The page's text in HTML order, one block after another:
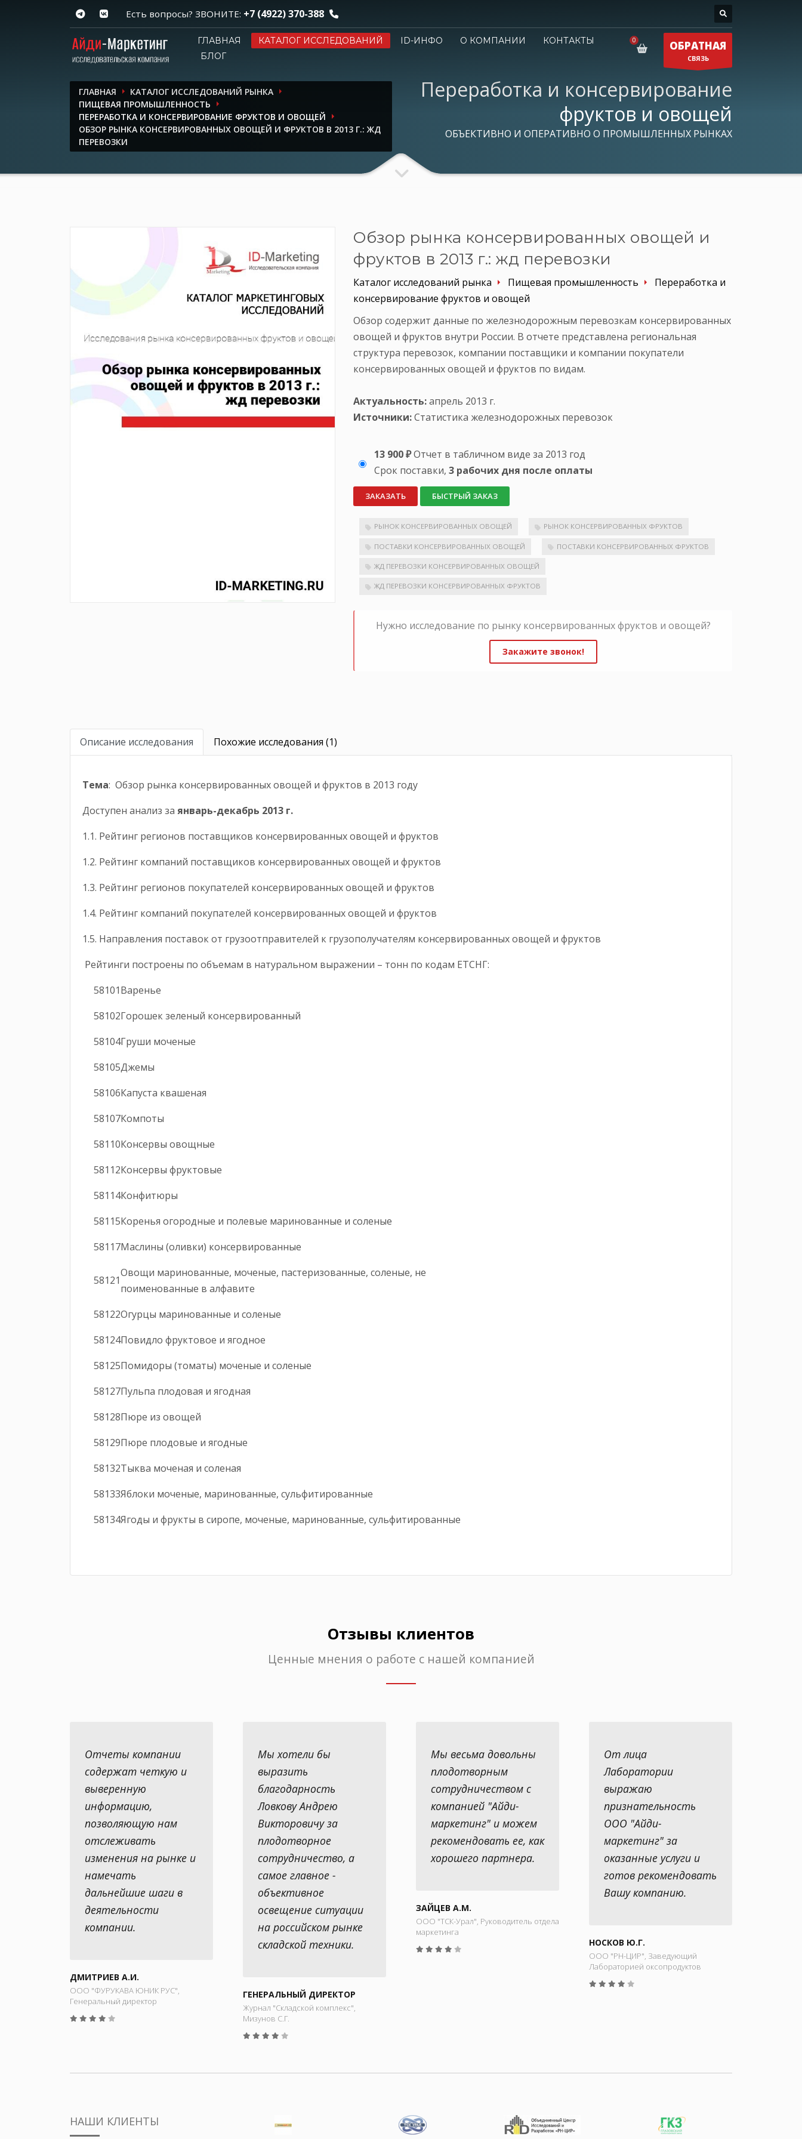
Есть вопросы? ЗВОНИТЕ: +7 (4922) 370-388
ГЛАВНАЯ КАТАЛОГ ИССЛЕДОВАНИЙ ID-ИНФО О КОМПАНИИ
КОНТАКТЫ
БЛОГ
ОБРАТНАЯ
СВЯЗЬ
ГЛАВНАЯ
КАТАЛОГ ИССЛЕДОВАНИЙ РЫНКА
ПИЩЕВАЯ ПРОМЫШЛЕННОСТЬ
ПЕРЕРАБОТКА И КОНСЕРВИРОВАНИЕ ФРУКТОВ И ОВОЩЕЙ
ОБЗОР РЫНКА КОНСЕРВИРОВАННЫХ ОВОЩЕЙ И ФРУКТОВ В 2013 Г.: ЖД
ПЕРЕВОЗКИ
Переработка и консервирование
фруктов и овощей
ОБЪЕКТИВНО И ОПЕРАТИВНО О ПРОМЫШЛЕННЫХ РЫНКАХ
Обзор рынка консервированных овощей и
фруктов в 2013 г.: жд перевозки
Каталог исследований рынка Пищевая промышленность
Переработка и
консервирование фруктов и овощей
Обзор содержит данные по железнодорожным перевозкам консервированных
овощей и фруктов внутри России. В отчете представлена региональная
структура перевозок, компании поставщики и компании покупатели
консервированных овощей и фруктов по видам.
Актуальность:апрель 2013 г.
Источники:Статистика железнодорожных перевозок
13 900 ₽Отчет в табличном виде за 2013 год
Срок поставки, 3 рабочих дня после оплаты
ЗАКАЗАТЬ БЫСТРЫЙ ЗАКАЗ
РЫНОК КОНСЕРВИРОВАННЫХ ОВОЩЕЙ РЫНОК КОНСЕРВИРОВАННЫХ ФРУКТОВ
ПОСТАВКИ КОНСЕРВИРОВАННЫХ ОВОЩЕЙ ПОСТАВКИ КОНСЕРВИРОВАННЫХ ФРУКТОВ
ЖД ПЕРЕВОЗКИ КОНСЕРВИРОВАННЫХ ОВОЩЕЙ
ЖД ПЕРЕВОЗКИ КОНСЕРВИРОВАННЫХ ФРУКТОВ
Нужно исследование по рынку консервированных фруктов и овощей?
Закажите звонок!
Описание исследования Похожие исследования (1)
Тема: Обзор рынка консервированных овощей и фруктов в 2013 году
Доступен анализ за январь-декабрь 2013 г.
1.1. Рейтинг регионов поставщиков консервированных овощей и фруктов
1.2. Рейтинг компаний поставщиков консервированных овощей и фруктов
1.3. Рейтинг регионов покупателей консервированных овощей и фруктов
1.4. Рейтинг компаний покупателей консервированных овощей и фруктов
1.5. Направления поставок от грузоотправителей к грузополучателям консервированных овощей и фруктов
Рейтинги построены по объемам в натуральном выражении – тонн по кодам ЕТСНГ:
58101Варенье
58102Горошек зеленый консервированный
58104Груши моченые
58105Джемы
58106Капуста квашеная
58107Компоты
58110Консервы овощные
58112Консервы фруктовые
58114Конфитюры
58115Коренья огородные и полевые маринованные и соленые
58117Маслины (оливки) консервированные
58121
Овощи маринованные, моченые, пастеризованные, соленые, не
поименованные в алфавите
58122Огурцы маринованные и соленые
58124Повидло фруктовое и ягодное
58125Помидоры (томаты) моченые и соленые
58127Пульпа плодовая и ягодная
58128Пюре из овощей
58129Пюре плодовые и ягодные
58132Тыква моченая и соленая
58133Яблоки моченые, маринованные, сульфитированные
58134Ягоды и фрукты в сиропе, моченые, маринованные, сульфитированные
Отзывы клиентов
Ценные мнения о работе с нашей компанией
Отчеты компании
содержат четкую и
выверенную
информацию,
позволяющую нам
отслеживать
изменения на рынке и
намечать
дальнейшие шаги в
деятельности
компании.
ДМИТРИЕВ А.И.
ООО "ФУРУКАВА ЮНИК РУС",
Генеральный директор
Мы хотели бы
выразить
благодарность
Ловкову Андрею
Викторовичу за
плодотворное
сотрудничество, а
самое главное -
объективное
освещение ситуации
на российском рынке
складской техники.
ГЕНЕРАЛЬНЫЙ ДИРЕКТОР
Журнал "Складской комплекс",
Мизунов С.Г.
Мы весьма довольны
плодотворным
сотрудничеством с
компанией "Айди-
маркетинг" и можем
рекомендовать ее, как
хорошего партнера.
ЗАЙЦЕВ А.М.
ООО "ТСК-Урал", Руководитель отдела
маркетинга
От лица
Лаборатории
выражаю
признательность
ООО "Айди-
маркетинг" за
оказанные услуги и
готов рекомендовать
Вашу компанию.
НОСКОВ Ю.Г.
ООО "РН-ЦИР", Заведующий
Лабораторией оксопродуктов
НАШИ КЛИЕНТЫ